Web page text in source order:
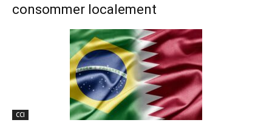
consommer localement
CCI